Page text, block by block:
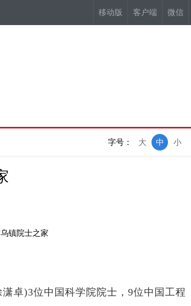
移动版 客户端 微信
字号： 小
中
大
卓)3位中国科学院院士，9位中国工程